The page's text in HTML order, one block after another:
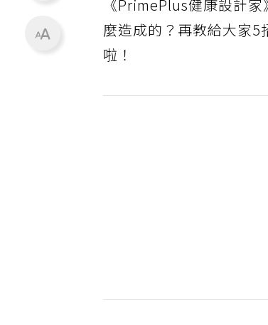
《PrimePlus健康設計
麼造成的？再教給大家5
啦！